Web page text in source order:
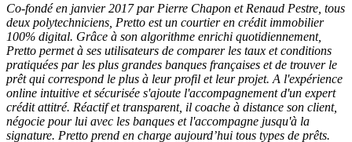
Co-fondé en janvier 2017 par Pierre Chapon et Renaud Pestre, tous
deux polytechniciens, Pretto est un courtier en crédit immobilier
100% digital. Grâce à son algorithme enrichi quotidiennement,
Pretto permet à ses utilisateurs de comparer les taux et conditions
pratiquées par les plus grandes banques françaises et de trouver le
prêt qui correspond le plus à leur profil et leur projet. A l'expérience
online intuitive et sécurisée s'ajoute l'accompagnement d'un expert
crédit attitré. Réactif et transparent, il coache à distance son client,
négocie pour lui avec les banques et l'accompagne jusqu'à la
signature. Pretto prend en charge aujourd’hui tous types de prêts.